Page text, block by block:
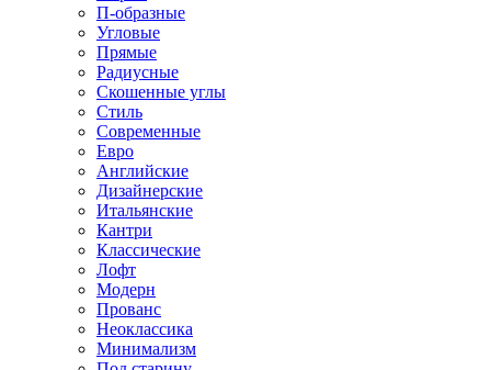
П-образные
Угловые
Прямые
Радиусные
Скошенные углы
Стиль
Современные
Евро
Английские
Дизайнерские
Итальянские
Кантри
Классические
Лофт
Модерн
Прованс
Неоклассика
Минимализм